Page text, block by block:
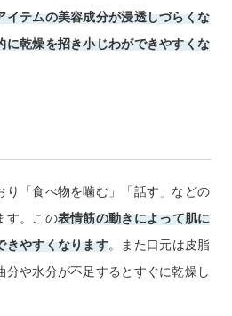
イテムの美容成分が浸透しづらくな
に乾燥を招き小じわができやすくな
り「食べ物を噛む」「話す」などの
す。この表情筋の動きによって肌に
きやすくなります。また口元は皮脂
分や水分が不足するとすぐに乾燥し